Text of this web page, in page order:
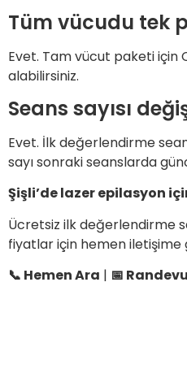
Tüm vücudu tek
Evet. Tam vücut paketi için
alabilirsiniz.
Seans sayısı
Evet. İlk değerlendirme
sayı sonraki seanslarda
Şişli’de lazer epilasyon
Ücretsiz ilk değerlendirme
fiyatlar için hemen iletişime
📞 Hemen Ara | 📅